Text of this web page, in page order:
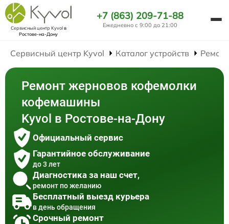
Сервисный центр Kyvolв
Ростове-на-Дону
+7 (863) 209-71-88
Ежедневно с 9:00 до 21:00
Сервисный центр Kyvol Каталог устройств
Ремонт жерновов кофемолки
кофемашины
Kyvol в Ростове-на-Дону
Официальный сервис
Гарантийное обслуживание
до 3 лет
Диагностика за наш счет,
ремонт по желанию
Бесплатный выезд курьера
в день обращения
Срочный ремонт